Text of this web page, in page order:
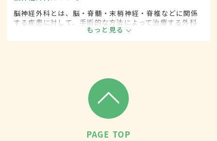
脳神経外科とは、脳・脊髄・末梢神経・脊椎などに関係
する疾患に対して、手術的な方法によって治療する外科
もっと見る
PAGE TOP